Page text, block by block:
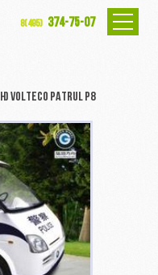
8(495) 374-75-07
PATRUL P8